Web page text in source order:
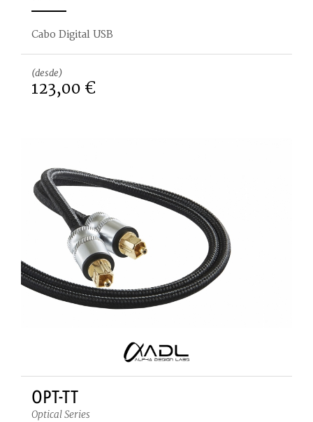
Cabo Digital USB
(desde)
123,00 €
OPT-TT
Optical Series